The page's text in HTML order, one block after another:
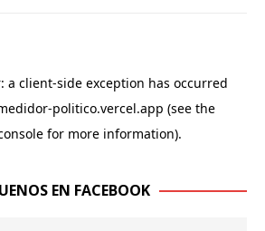
EN FACEBOOK